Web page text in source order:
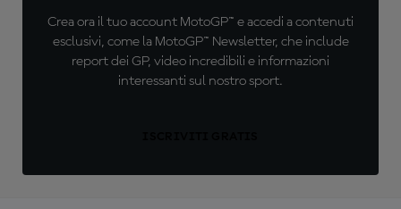
Crea ora il tuo account MotoGP™ e accedi a contenuti
esclusivi, come la MotoGP™ Newsletter, che include
report dei GP, video incredibili e informazioni
interessanti sul nostro sport.